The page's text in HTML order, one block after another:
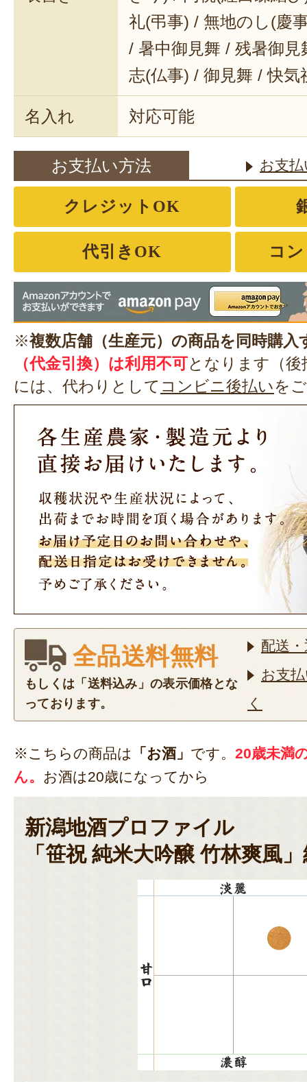
礼(弔事) / 無地のし(慶
/ 暑中御見舞 / 残暑御
志(仏事) / 御見舞 / 快気
名入れ 対応可能
お支払い方法 お支
クレジットOK
代引きOK コ
※複数店舗（生産元）の商品を同時購入
（代金引換）は利用不可となります（
には、代わりとして コンビニ後払いを
全品送料無料
もしくは「送料込み」の表示価格とな
っております。
配送
お支
く
※こちらの商品は 「お酒」 です。 20歳未満
ん。 お酒は20歳になってから
新潟地酒プロファイル
「笹祝 純米大吟醸 竹林爽風